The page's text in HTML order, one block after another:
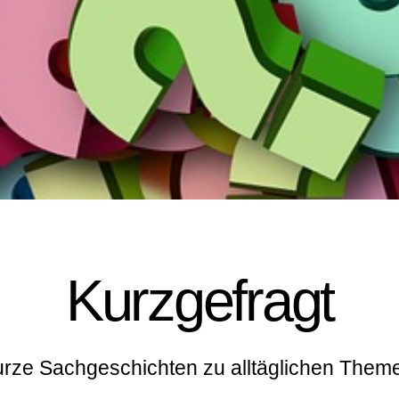
Kurzgefragt
Sachgeschichten zu alltäglichen